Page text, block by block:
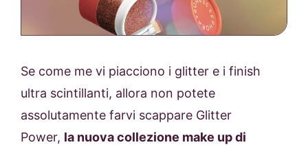
Se come me vi piacciono i glitter e i finish
ultra scintillanti, allora non potete
assolutamente farvi scappare Glitter
Power, la nuova collezione make up di